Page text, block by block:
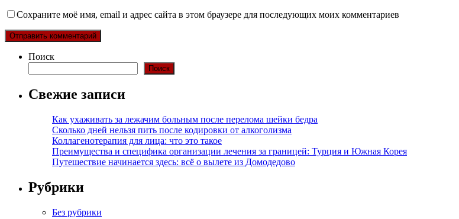
Сохраните моё имя, email и адрес сайта в этом браузере для последующих моих комментариев
Поиск
Поиск
Свежие записи
Как ухаживать за лежачим больным после перелома шейки бедра
Сколько дней нельзя пить после кодировки от алкоголизма
Коллагенотерапия для лица: что это такое
Преимущества и специфика организации лечения за границей: Турция и Южная Корея
Путешествие начинается здесь: всё о вылете из Домодедово
Рубрики
Без рубрики